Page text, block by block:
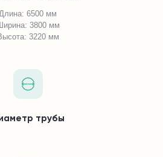
Длина: 6500 мм
3800 мм
3220 мм
трубы